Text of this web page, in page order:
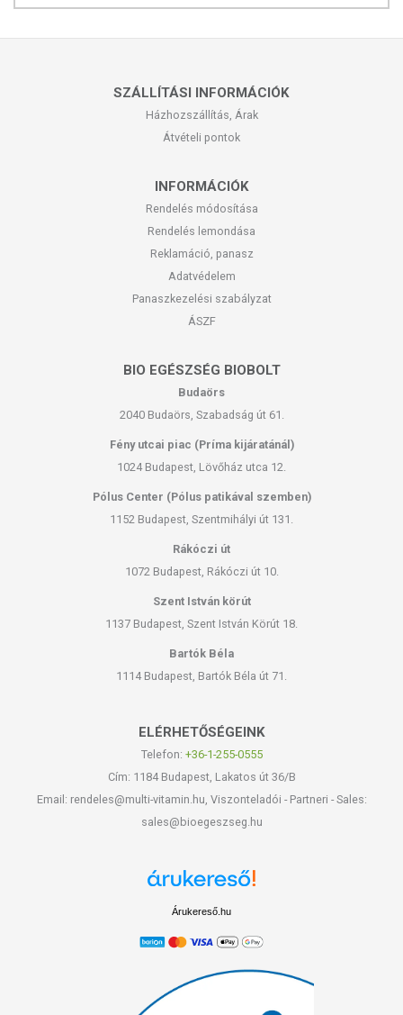
SZÁLLÍTÁSI INFORMÁCIÓK
Házhozszállítás, Árak
Átvételi pontok
INFORMÁCIÓK
Rendelés módosítása
Rendelés lemondása
Reklamáció, panasz
Adatvédelem
Panaszkezelési szabályzat
ÁSZF
BIO EGÉSZSÉG BIOBOLT
Budaörs
2040 Budaörs, Szabadság út 61.
Fény utcai piac (Príma kijáratánál)
1024 Budapest, Lövőház utca 12.
Pólus Center (Pólus patikával szemben)
1152 Budapest, Szentmihályi út 131.
Rákóczi út
1072 Budapest, Rákóczi út 10.
Szent István körút
1137 Budapest, Szent István Körút 18.
Bartók Béla
1114 Budapest, Bartók Béla út 71.
ELÉRHETŐSÉGEINK
Telefon: +36-1-255-0555
Cím: 1184 Budapest, Lakatos út 36/B
Email: rendeles@multi-vitamin.hu, Viszonteladói - Partneri - Sales:
sales@bioegeszseg.hu
Árukereső.hu